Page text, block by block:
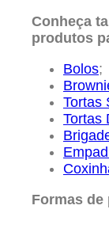
Conheça
produtos
Bolos;
Tortas
Tortas
Formas de